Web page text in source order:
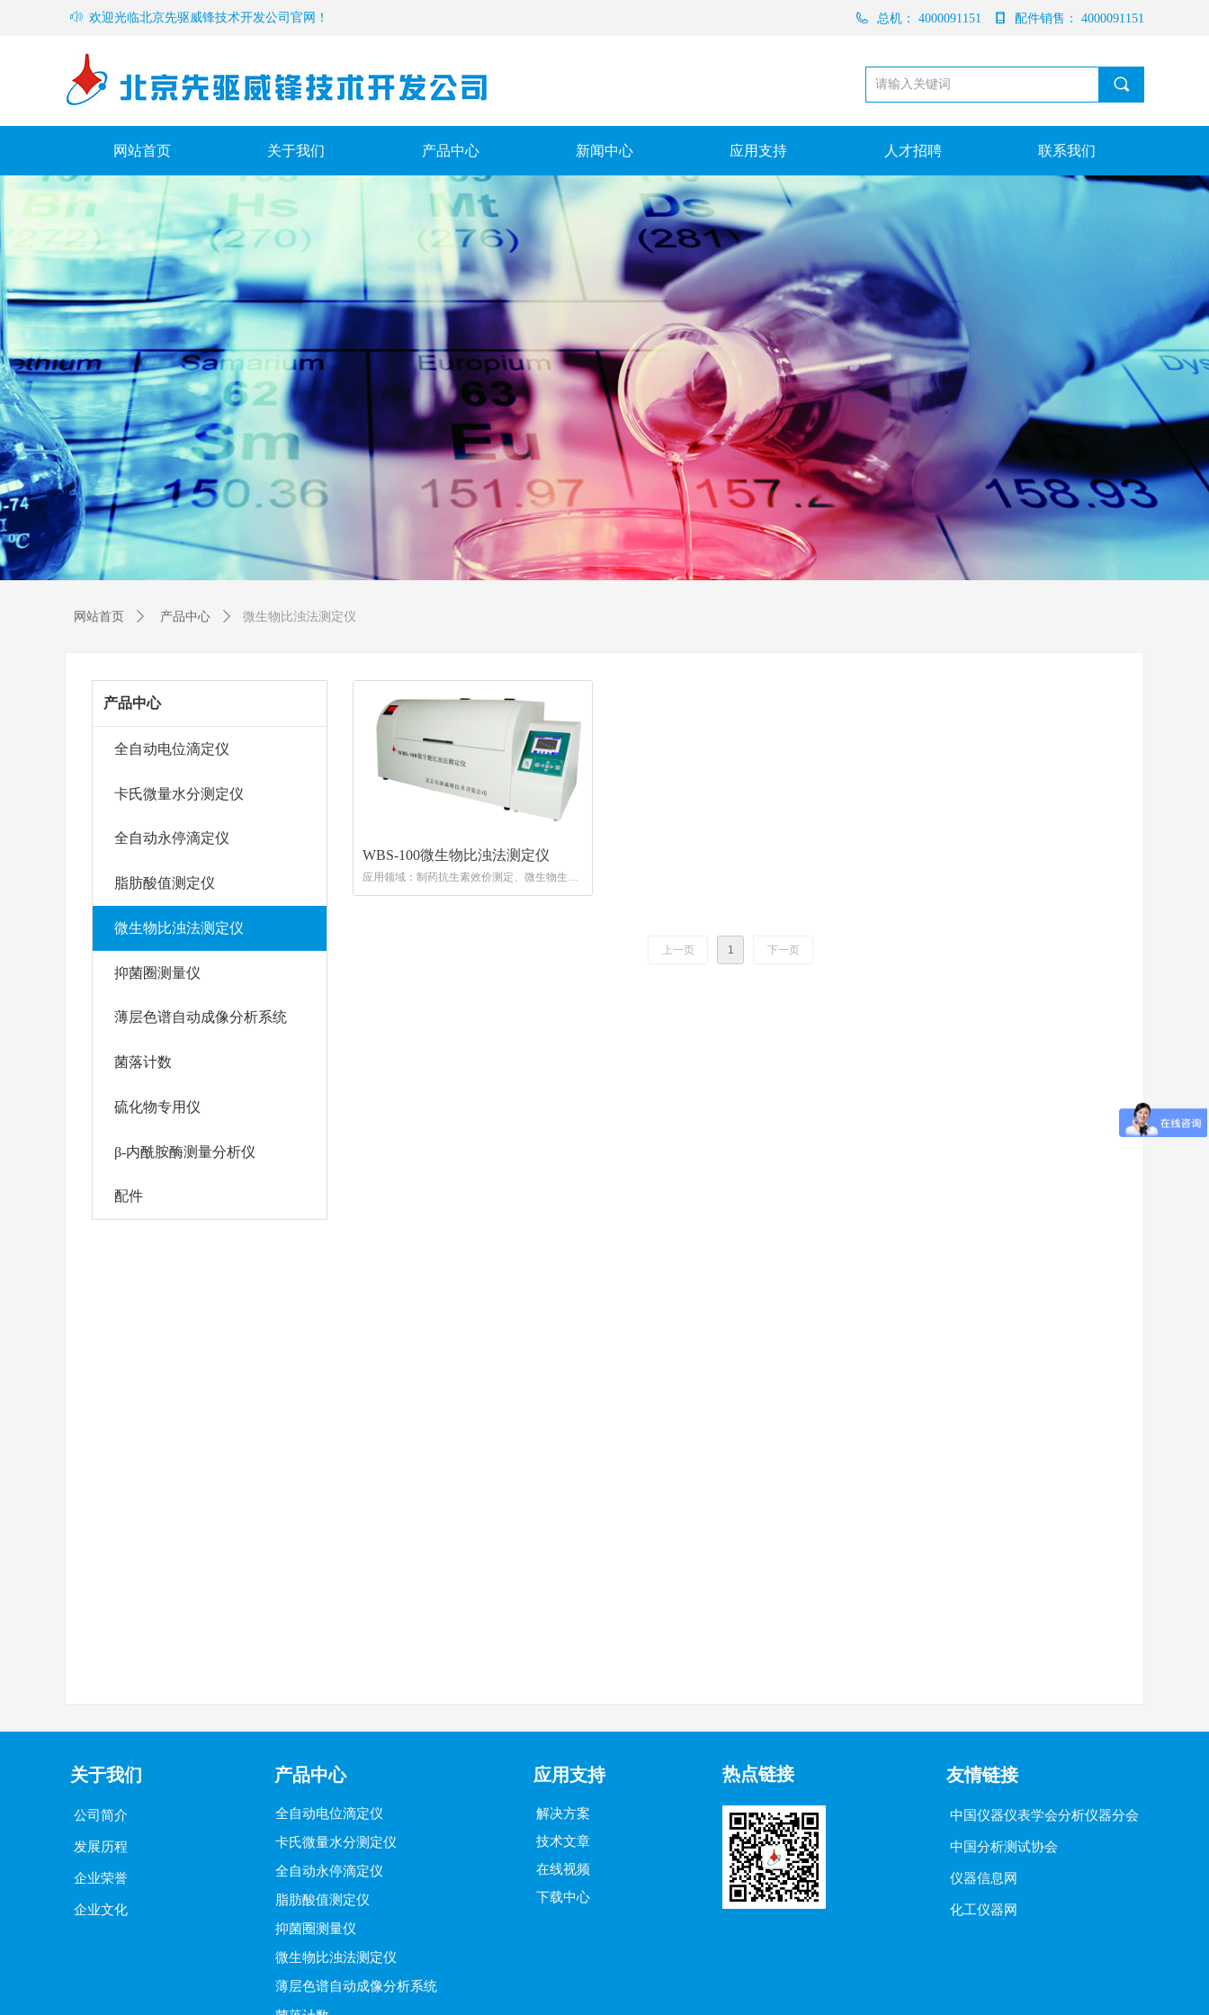
끠
ꂗ 欢迎光临北京先驱威锋技术开发公司官网！ 总机： 4000091151 配件销售： 4000091151
网站首页 关于我们 产品中心 新闻中心 应用支持 人才招聘 联系我们
WBS-100微生物比浊法测定仪
应用领域：制药抗生素效价测定、微生物生长
曲线测试、微生物质量与活力测评、培养基能
上一页 1 下一页
产品中心
全自动电位滴定仪
卡氏微量水分测定仪
全自动永停滴定仪
脂肪酸值测定仪
微生物比浊法测定仪
抑菌圈测量仪
薄层色谱自动成像分析系统
菌落计数
硫化物专用仪
β-内酰胺酶测量分析仪
配件
网站首页 ꄲ 产品中心 ꄲ 微生物比浊法测定仪
关于我们
公司简介
发展历程
企业荣誉
企业文化
全自动电位滴定仪
卡氏微量水分测定仪
全自动永停滴定仪
脂肪酸值测定仪
抑菌圈测量仪
微生物比浊法测定仪
薄层色谱自动成像分析系统
产品中心
解决方案
技术文章
在线视频
下载中心
应用支持 热点链接 友情链接
中国仪器仪表学会分析仪器分会
中国分析测试协会
仪器信息网
化工仪器网